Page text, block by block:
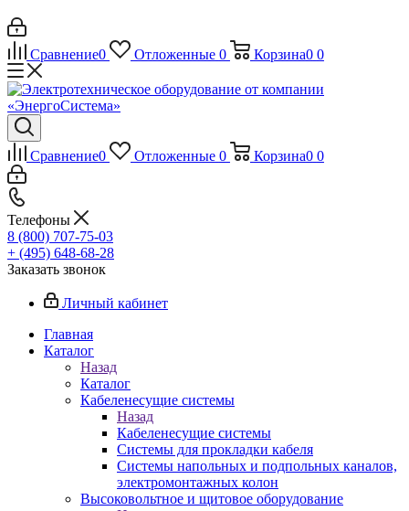
Сравнение0 Отложенные 0 Корзина0 0
Сравнение0 Отложенные 0 Корзина0 0
Телефоны
8 (800) 707-75-03
+ (495) 648-68-28
Заказать звонок
Личный кабинет
Главная
Каталог
Назад
Каталог
Кабеленесущие системы
Назад
Кабеленесущие системы
Системы для прокладки кабеля
Системы напольных и подпольных каналов,
электромонтажных колон
Высоковольтное и щитовое оборудование